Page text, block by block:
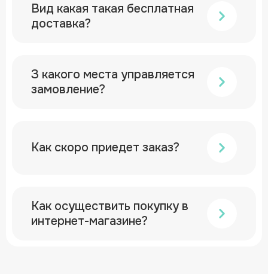
Вид какая такая бесплатная
доставка?
З какого места управляется
замовление?
Как скоро приедет заказ?
Как осуществить покупку в
интернет-магазине?